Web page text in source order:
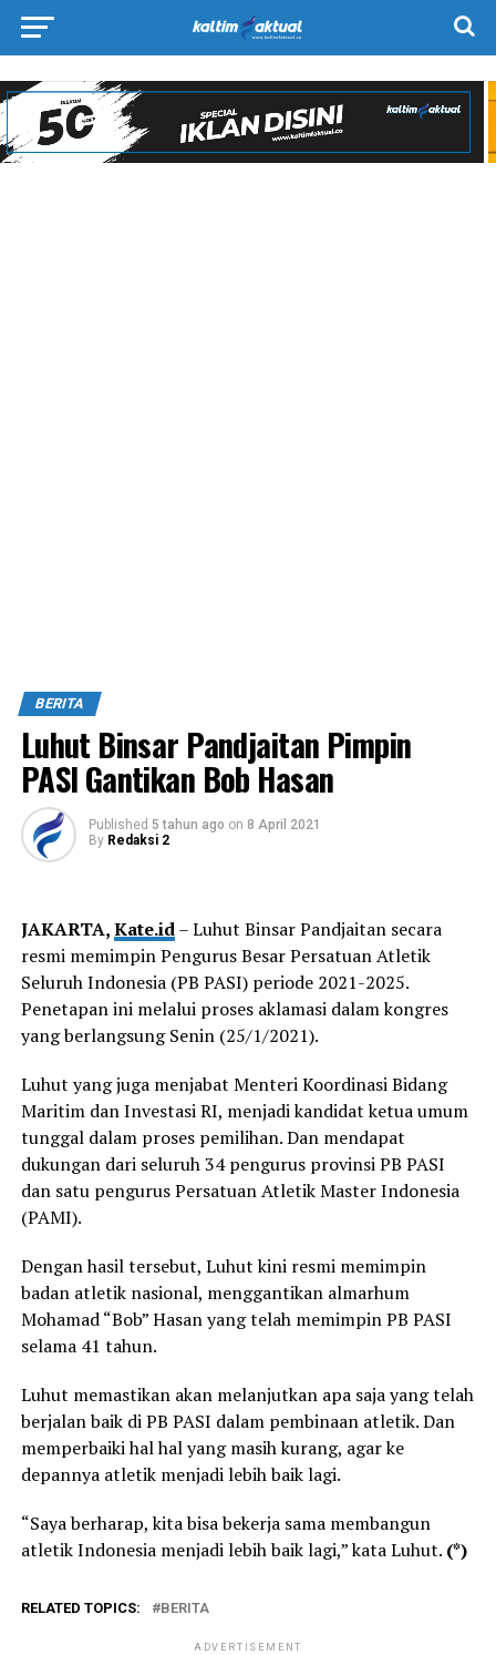
BERITA
Luhut Binsar Pandjaitan Pimpin
PASI Gantikan Bob Hasan
Published 5 tahun ago on 8 April 2021
By Redaksi 2
JAKARTA,Kate.id– Luhut Binsar Pandjaitan secara
resmi memimpin Pengurus Besar Persatuan Atletik
Seluruh Indonesia (PB PASI) periode 2021-2025.
Penetapan ini melalui proses aklamasi dalam kongres
yang berlangsung Senin (25/1/2021).
Luhut yang juga menjabat Menteri Koordinasi Bidang
Maritim dan Investasi RI, menjadi kandidat ketua umum
tunggal dalam proses pemilihan. Dan mendapat
dukungan dari seluruh 34 pengurus provinsi PB PASI
dan satu pengurus Persatuan Atletik Master Indonesia
(PAMI).
Dengan hasil tersebut, Luhut kini resmi memimpin
badan atletik nasional, menggantikan almarhum
Mohamad “Bob” Hasan yang telah memimpin PB PASI
selama 41 tahun.
Luhut memastikan akan melanjutkan apa saja yang telah
berjalan baik di PB PASI dalam pembinaan atletik. Dan
memperbaiki hal hal yang masih kurang, agar ke
depannya atletik menjadi lebih baik lagi.
“Saya berharap, kita bisa bekerja sama membangun
atletik Indonesia menjadi lebih baik lagi,” kata Luhut. (*)
RELATED TOPICS: BERITA
ADVERTISEMENT